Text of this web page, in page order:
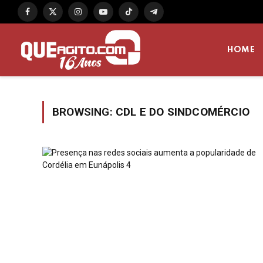
Facebook
X
InstagramYouTubeTikTok Telegram
HOME
BROWSING: CDL E DO SINDCOMÉRCIO